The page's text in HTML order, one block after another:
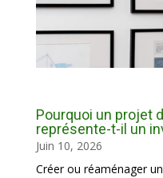
Pourquoi un projet
représente-t-il un
Juin 10, 2026
Créer ou réaménager